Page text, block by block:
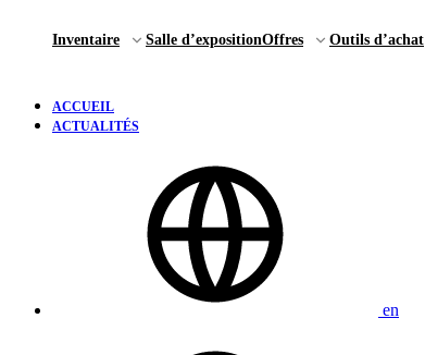
Inventaire Salle d’expositionOffres Outils d’achat
ACCUEIL
ACTUALITÉS
en